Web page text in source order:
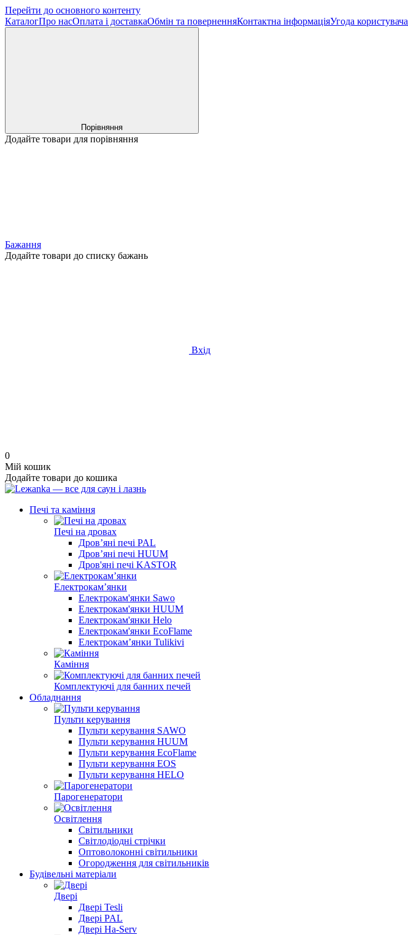
Перейти до основного контенту
КаталогПро насОплата і доставкаОбмін та поверненняКонтактна інформаціяУгода користувача
Порівняння
Додайте товари для порівняння
Бажання
Додайте товари до списку бажань
Вхід
0
Мій кошик
Додайте товари до кошика
Печі та каміння
Печі на дровах
Дров’яні печі PAL
Дров’яні печі HUUM
Дров'яні печі KASTOR
Електрокам’янки
Електрокам'янки Sawo
Електрокам'янки HUUM
Електрокам'янки Helo
Електрокам'янки EcoFlame
Електрокам’янки Tulikivi
Каміння
Комплектуючі для банних печей
Обладнання
Пульти керування
Пульти керування SAWO
Пульти керування HUUM
Пульти керування EcoFlame
Пульти керування EOS
Пульти керування HELO
Парогенератори
Освітлення
Світильники
Світлодіодні стрічки
Оптоволоконні світильники
Огородження для світильників
Будівельні матеріали
Двері
Двері Tesli
Двері PAL
Двері Ha-Serv